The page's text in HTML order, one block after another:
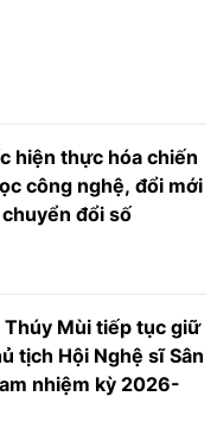
hiện thực hóa chiến
công nghệ, đổi mới
đổi số
Thúy Mùi tiếp tục giữ
tịch Hội Nghệ sĩ Sân
nhiệm kỳ 2026-